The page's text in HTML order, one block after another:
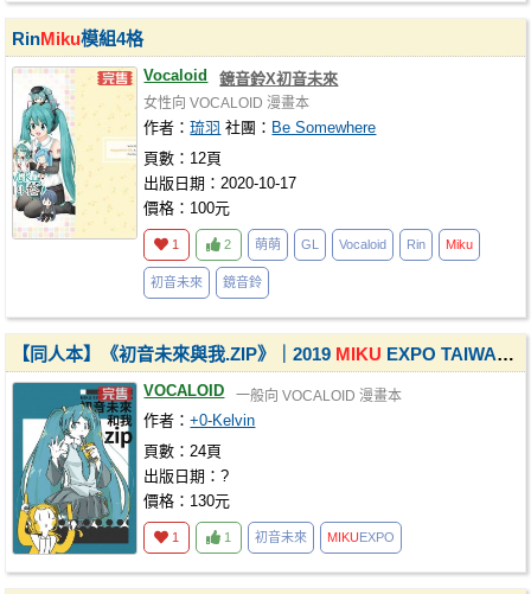
RinMiku模組4格
Vocaloid 鏡音鈴X初音未來
女性向 VOCALOID 漫畫本
作者：琉羽 社團： Be Somewhere
頁數：12頁
出版日期：2020-10-17
價格：100元
1 2 萌萌 GL Vocaloid Rin Miku
初音未來 鏡音鈴
【同人本】《初音未來與我.ZIP》｜2019 MIKU EXPO TAIWAN漫畫心得
VOCALOID 一般向 VOCALOID 漫畫本
作者：+0-Kelvin
頁數：24頁
出版日期：?
價格：130元
1 1 初音未來 MIKUEXPO